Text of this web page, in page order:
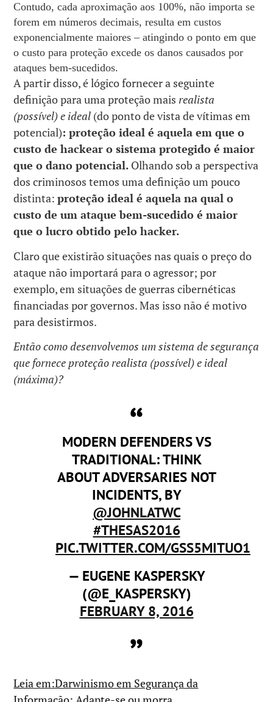
Contudo, cada aproximação aos 100%, não importa se
forem em números decimais, resulta em custos
exponencialmente maiores – atingindo o ponto em que
o custo para proteção excede os danos causados por
ataques bem-sucedidos.
A partir disso, é lógico fornecer a seguinte
definição para uma proteção mais realista
(possível) e ideal (do ponto de vista de vítimas em
potencial): proteção ideal é aquela em que o
custo de hackear o sistema protegido é maior
que o dano potencial. Olhando sob a perspectiva
dos criminosos temos uma definição um pouco
distinta:proteção ideal é aquela na qual o
custo de um ataque bem-sucedido é maior
que o lucro obtido pelo hacker.
Claro que existirão situações nas quais o preço do
ataque não importará para o agressor; por
exemplo, em situações de guerras cibernéticas
financiadas por governos. Mas isso não é motivo
para desistirmos.
Então como desenvolvemos um sistema de segurança
que fornece proteção realista (possível) e ideal
(máxima)?
MODERN DEFENDERS VS
TRADITIONAL: THINK
ABOUT ADVERSARIES NOT
INCIDENTS, BY
@JOHNLATWC
#THESAS2016
PIC.TWITTER.COM/GSS5MITUO1
— EUGENE KASPERSKY
(@E_KASPERSKY)
FEBRUARY 8, 2016
Leia em:Darwinismo em Segurança da